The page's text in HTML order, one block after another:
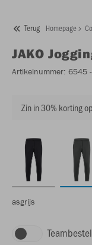
Terug Homepage
JAKO
Artikelnummer: 6545
Zin in 30% korting
asgrijs